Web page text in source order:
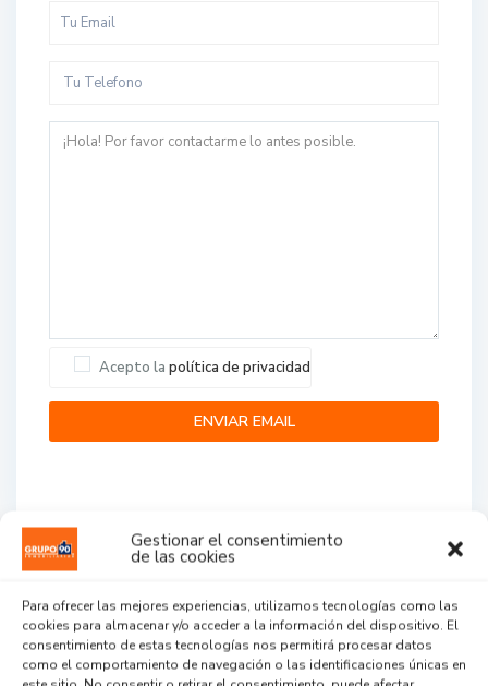
Gestionar el consentimiento
de las cookies
Para ofrecer las mejores experiencias, utilizamos tecnologías como las
cookies para almacenar y/o acceder a la información del dispositivo. El
consentimiento de estas tecnologías nos permitirá procesar datos
como el comportamiento de navegación o las identificaciones únicas en
Acepto la política de privacidad
...